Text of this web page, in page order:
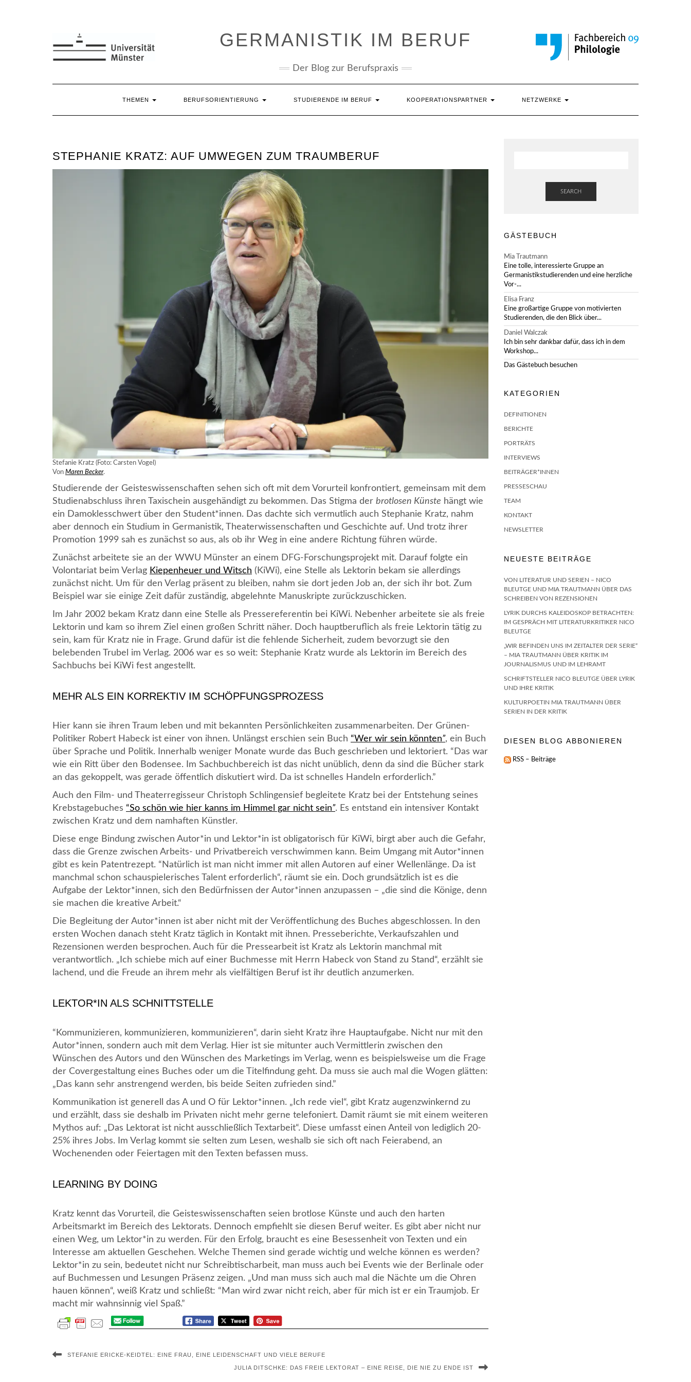
GERMANISTIK IM BERUF
Der Blog zur Berufspraxis
THEMEN BERUFSORIENTIERUNG STUDIERENDE IM BERUF KOOPERATIONSPARTNER NETZWERKE
STEPHANIE KRATZ: AUF UMWEGEN ZUM TRAUMBERUF
Stefanie Kratz (Foto: Carsten Vogel)
Von Maren Becker.
Studierende der Geisteswissenschaften sehen sich oft mit dem Vorurteil konfrontiert, gemeinsam mit dem
Studienabschluss ihren Taxischein ausgehändigt zu bekommen. Das Stigma der brotlosen Künste hängt wie
ein Damoklesschwert über den Student*innen. Das dachte sich vermutlich auch Stephanie Kratz, nahm
aber dennoch ein Studium in Germanistik, Theaterwissenschaften und Geschichte auf. Und trotz ihrer
Promotion 1999 sah es zunächst so aus, als ob ihr Weg in eine andere Richtung führen würde.
Zunächst arbeitete sie an der WWU Münster an einem DFG-Forschungsprojekt mit. Darauf folgte ein
Volontariat beim Verlag Kiepenheuer und Witsch (KiWi), eine Stelle als Lektorin bekam sie allerdings
zunächst nicht. Um für den Verlag präsent zu bleiben, nahm sie dort jeden Job an, der sich ihr bot. Zum
Beispiel war sie einige Zeit dafür zuständig, abgelehnte Manuskripte zurückzuschicken.
Im Jahr 2002 bekam Kratz dann eine Stelle als Pressereferentin bei KiWi. Nebenher arbeitete sie als freie
Lektorin und kam so ihrem Ziel einen großen Schritt näher. Doch hauptberuflich als freie Lektorin tätig zu
sein, kam für Kratz nie in Frage. Grund dafür ist die fehlende Sicherheit, zudem bevorzugt sie den
belebenden Trubel im Verlag. 2006 war es so weit: Stephanie Kratz wurde als Lektorin im Bereich des
Sachbuchs bei KiWi fest angestellt.
MEHR ALS EIN KORREKTIV IM SCHÖPFUNGSPROZESS
Hier kann sie ihren Traum leben und mit bekannten Persönlichkeiten zusammenarbeiten. Der Grünen-
Politiker Robert Habeck ist einer von ihnen. Unlängst erschien sein Buch “Wer wir sein könnten”, ein Buch
über Sprache und Politik. Innerhalb weniger Monate wurde das Buch geschrieben und lektoriert. “Das war
wie ein Ritt über den Bodensee. Im Sachbuchbereich ist das nicht unüblich, denn da sind die Bücher stark
an das gekoppelt, was gerade öffentlich diskutiert wird. Da ist schnelles Handeln erforderlich.”
Auch den Film- und Theaterregisseur Christoph Schlingensief begleitete Kratz bei der Entstehung seines
Krebstagebuches “So schön wie hier kanns im Himmel gar nicht sein”. Es entstand ein intensiver Kontakt
zwischen Kratz und dem namhaften Künstler.
Diese enge Bindung zwischen Autor*in und Lektor*in ist obligatorisch für KiWi, birgt aber auch die Gefahr,
dass die Grenze zwischen Arbeits- und Privatbereich verschwimmen kann. Beim Umgang mit Autor*innen
gibt es kein Patentrezept. “Natürlich ist man nicht immer mit allen Autoren auf einer Wellenlänge. Da ist
manchmal schon schauspielerisches Talent erforderlich“, räumt sie ein. Doch grundsätzlich ist es die
Aufgabe der Lektor*innen, sich den Bedürfnissen der Autor*innen anzupassen – „die sind die Könige, denn
sie machen die kreative Arbeit.“
Die Begleitung der Autor*innen ist aber nicht mit der Veröffentlichung des Buches abgeschlossen. In den
ersten Wochen danach steht Kratz täglich in Kontakt mit ihnen. Presseberichte, Verkaufszahlen und
Rezensionen werden besprochen. Auch für die Pressearbeit ist Kratz als Lektorin manchmal mit
verantwortlich. „Ich schiebe mich auf einer Buchmesse mit Herrn Habeck von Stand zu Stand“, erzählt sie
lachend, und die Freude an ihrem mehr als vielfältigen Beruf ist ihr deutlich anzumerken.
LEKTOR*IN ALS SCHNITTSTELLE
“Kommunizieren, kommunizieren, kommunizieren“, darin sieht Kratz ihre Hauptaufgabe. Nicht nur mit den
Autor*innen, sondern auch mit dem Verlag. Hier ist sie mitunter auch Vermittlerin zwischen den
Wünschen des Autors und den Wünschen des Marketings im Verlag, wenn es beispielsweise um die Frage
der Covergestaltung eines Buches oder um die Titelfindung geht. Da muss sie auch mal die Wogen glätten:
„Das kann sehr anstrengend werden, bis beide Seiten zufrieden sind.”
Kommunikation ist generell das A und O für Lektor*innen. „Ich rede viel“, gibt Kratz augenzwinkernd zu
und erzählt, dass sie deshalb im Privaten nicht mehr gerne telefoniert. Damit räumt sie mit einem weiteren
Mythos auf: „Das Lektorat ist nicht ausschließlich Textarbeit“. Diese umfasst einen Anteil von lediglich 20-
25% ihres Jobs. Im Verlag kommt sie selten zum Lesen, weshalb sie sich oft nach Feierabend, an
Wochenenden oder Feiertagen mit den Texten befassen muss.
LEARNING BY DOING
Kratz kennt das Vorurteil, die Geisteswissenschaften seien brotlose Künste und auch den harten
Arbeitsmarkt im Bereich des Lektorats. Dennoch empfiehlt sie diesen Beruf weiter. Es gibt aber nicht nur
einen Weg, um Lektor*in zu werden. Für den Erfolg, braucht es eine Besessenheit von Texten und ein
Interesse am aktuellen Geschehen. Welche Themen sind gerade wichtig und welche können es werden?
Lektor*in zu sein, bedeutet nicht nur Schreibtischarbeit, man muss auch bei Events wie der Berlinale oder
auf Buchmessen und Lesungen Präsenz zeigen. „Und man muss sich auch mal die Nächte um die Ohren
hauen können“, weiß Kratz und schließt: “Man wird zwar nicht reich, aber für mich ist er ein Traumjob. Er
macht mir wahnsinnig viel Spaß.”
STEFANIE ERICKE-KEIDTEL: EINE FRAU, EINE LEIDENSCHAFT UND VIELE BERUFE
JULIA DITSCHKE: DAS FREIE LEKTORAT – EINE REISE, DIE NIE ZU ENDE IST
SEARCH
GÄSTEBUCH
Mia Trautmann
Eine tolle, interessierte Gruppe an
Germanistikstudierenden und eine herzliche
Vor-...
Elisa Franz
Eine großartige Gruppe von motivierten
Studierenden, die den Blick über...
Daniel Walczak
Ich bin sehr dankbar dafür, dass ich in dem
Workshop...
Das Gästebuch besuchen
KATEGORIEN
DEFINITIONEN
BERICHTE
PORTRÄTS
INTERVIEWS
BEITRÄGER*INNEN
PRESSESCHAU
TEAM
KONTAKT
NEWSLETTER
NEUESTE BEITRÄGE
VON LITERATUR UND SERIEN – NICO
BLEUTGE UND MIA TRAUTMANN ÜBER DAS
SCHREIBEN VON REZENSIONEN
LYRIK DURCHS KALEIDOSKOP BETRACHTEN:
IM GESPRÄCH MIT LITERATURKRITIKER NICO
BLEUTGE
„WIR BEFINDEN UNS IM ZEITALTER DER SERIE“
– MIA TRAUTMANN ÜBER KRITIK IM
JOURNALISMUS UND IM LEHRAMT
SCHRIFTSTELLER NICO BLEUTGE ÜBER LYRIK
UND IHRE KRITIK
KULTURPOETIN MIA TRAUTMANN ÜBER
SERIEN IN DER KRITIK
DIESEN BLOG ABBONIEREN
RSS – Beiträge